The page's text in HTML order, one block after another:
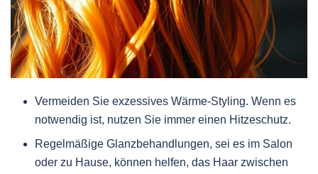
Vermeiden Sie exzessives Wärme-Styling. Wenn es
notwendig ist, nutzen Sie immer einen Hitzeschutz.
Regelmäßige Glanzbehandlungen, sei es im Salon
oder zu Hause, können helfen, das Haar zwischen